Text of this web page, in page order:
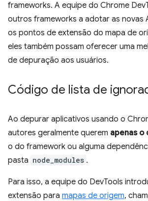
frameworks. A equipe do Chrome
outros frameworks a adotar as novas
os pontos de extensão do mapa de
eles também possam oferecer uma
de depuração aos usuários.
Código de lista de
Ao depurar aplicativos usando o
autores geralmente querem apenas o
o do framework ou alguma
pasta node_modules .
Para isso, a equipe do DevTools
extensão para mapas de origem,